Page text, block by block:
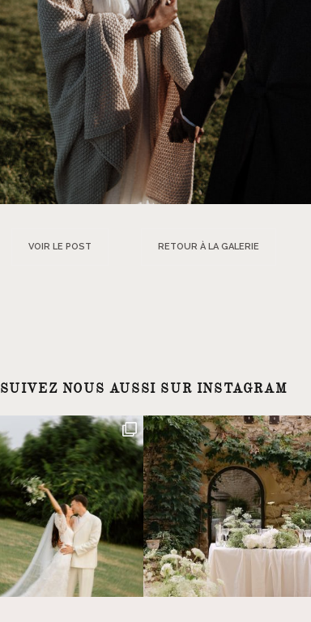
VOIR LE POST RETOUR À LA GALERIE
SUIVEZ NOUS AUSSI SUR INSTAGRAM